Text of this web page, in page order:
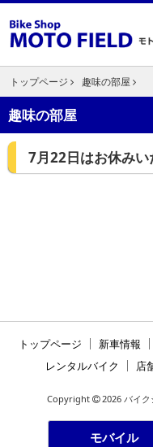
トップページ 趣味の部屋
趣味の部屋
7月22日はお休みい
トップページ 新車情報
レンタルバイク
店
Copyright 2026 バイク
モバイル